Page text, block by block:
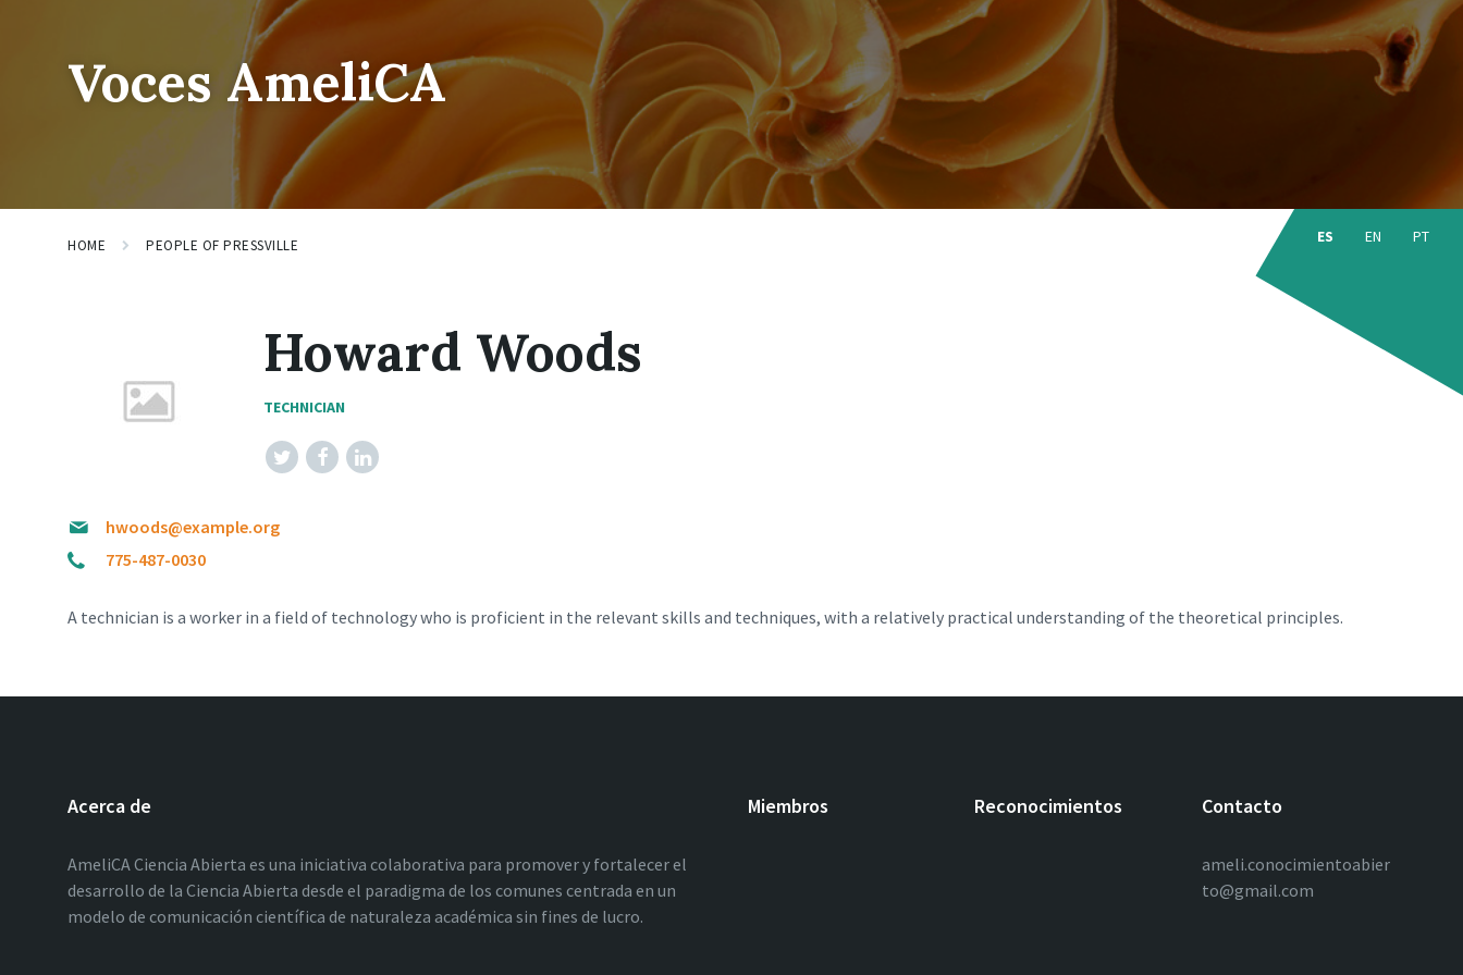
navigationVoces AmeliCA
HOME PEOPLE OF PRESSVILLE
Choose
language:
ES EN PT
Howard Woods
TECHNICIAN
TwitterFacebookLinkedIn
hwoods@example.org
775-487-0030
A technician is a worker in a field of technology who is proficient in the relevant skills and techniques, with a relatively practical understanding of the theoretical principles.
Acerca de
AmeliCA Ciencia Abierta es una iniciativa colaborativa para promover y fortalecer el
desarrollo de la Ciencia Abierta desde el paradigma de los comunes centrada en un
modelo de comunicación científica de naturaleza académica sin fines de lucro.
Miembros Reconocimientos Contacto
ameli.conocimientoabier
to@gmail.com